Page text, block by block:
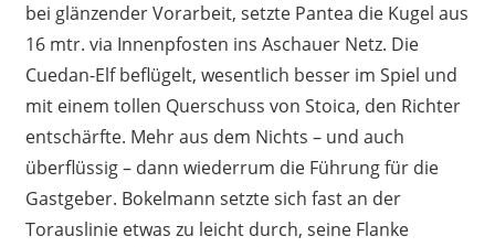
bei glänzender Vorarbeit, setzte Pantea die Kugel aus
16 mtr. via Innenpfosten ins Aschauer Netz. Die
Cuedan-Elf beflügelt, wesentlich besser im Spiel und
mit einem tollen Querschuss von Stoica, den Richter
entschärfte. Mehr aus dem Nichts – und auch
überflüssig – dann wiederrum die Führung für die
Gastgeber. Bokelmann setzte sich fast an der
Torauslinie etwas zu leicht durch, seine Flanke